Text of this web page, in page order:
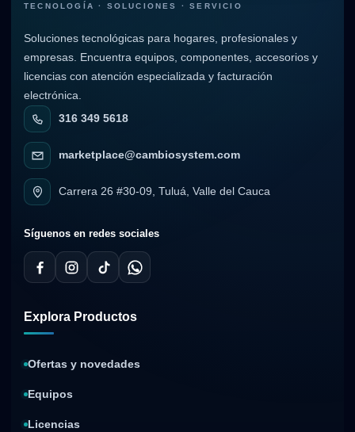
TECNOLOGÍA · SOLUCIONES · SERVICIO
Soluciones tecnológicas para hogares, profesionales y
empresas. Encuentra equipos, componentes, accesorios y
licencias con atención especializada y facturación
electrónica.
316 349 5618
marketplace@cambiosystem.com
Carrera 26 #30-09, Tuluá, Valle del Cauca
Síguenos en redes sociales
Explora Productos
Ofertas y novedades
Equipos
Licencias